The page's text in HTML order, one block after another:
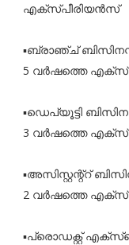
എക്‌സ്‌പീരിയൻസ്
▪️ബ്രാഞ്ച്
5 വർഷത്തെ
▪️ഡെപ്യൂട്ടി
3 വർഷത്തെ
▪️അസിസ്റ്റന്റ്റ്
2 വർഷത്തെ
▪️പ്രൊഡക്റ്റ്